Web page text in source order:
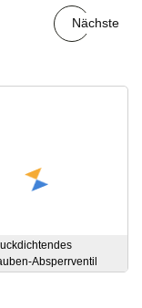
Nächste
Absperrventil